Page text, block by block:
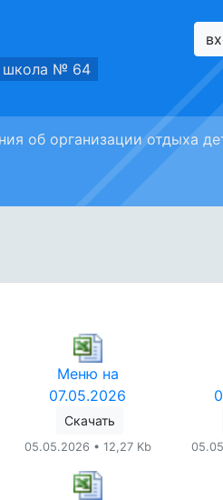
школа № 64
об организации отдыха
Меню на
07.05.2026
Скачать
05.05.2026 • 12,27 Kb